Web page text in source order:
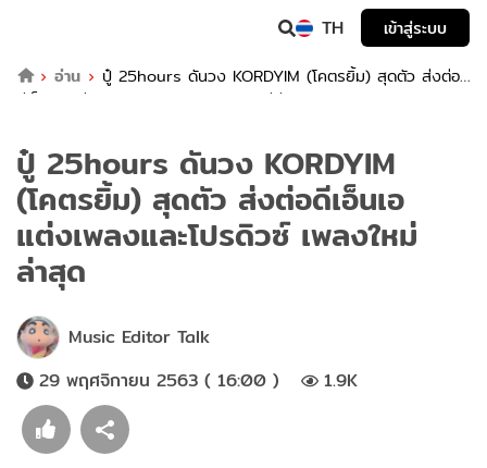
TH
เข้าสู่ระบบ
อ่าน
ปู๋ 25hours ดันวง KORDYIM (โคตรยิ้ม) สุดตัว ส่งต่อ
ดีเอ็นเอ แต่งเพลงและโปรดิวซ์ เพลงใหม่ล่าสุด
ปู๋ 25hours ดันวง KORDYIM
(โคตรยิ้ม) สุดตัว ส่งต่อดีเอ็นเอ
แต่งเพลงและโปรดิวซ์ เพลงใหม่
ล่าสุด
Music Editor Talk
29 พฤศจิกายน 2563 ( 16:00 )
1.9K